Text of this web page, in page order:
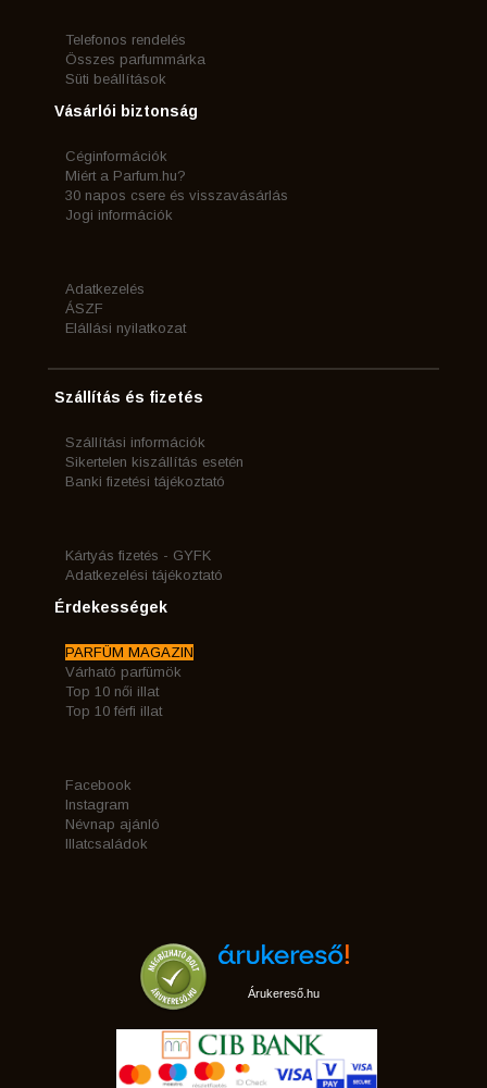
Telefonos rendelés
Összes parfummárka
Süti beállítások
Vásárlói biztonság
Céginformációk
Miért a Parfum.hu?
30 napos csere és visszavásárlás
Jogi információk
Adatkezelés
ÁSZF
Elállási nyilatkozat
Szállítás és fizetés
Szállítási információk
Sikertelen kiszállítás esetén
Banki fizetési tájékoztató
Kártyás fizetés - GYFK
Adatkezelési tájékoztató
Érdekességek
PARFÜM MAGAZIN
Várható parfümök
Top 10 női illat
Top 10 férfi illat
Facebook
Instagram
Névnap ajánló
Illatcsaládok
Árukereső.hu